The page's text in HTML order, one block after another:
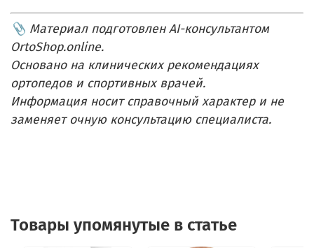
📎 Материал подготовлен AI-консультантом
OrtoShop.online.
Основано на клинических рекомендациях
ортопедов и спортивных врачей.
Информация носит справочный характер и не
заменяет очную консультацию специалиста.
Товары упомянутые в статье